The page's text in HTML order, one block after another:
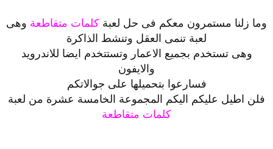
وما زلنا مستمرون معكم فى حل لعبة كلمات متقاطعة وهى
لعبة تنمى العقل وتنشط الذاكرة
وهى تستخدم بجميع الاعمار وتستتخدم ايضا للاندرويد
والايفون
فسارعوا بتحميلها على جوالاتكم
فلن اطيل عليكم اليكم المجموعة الخامسة عشرة من لعبة
كلمات متقاطعة